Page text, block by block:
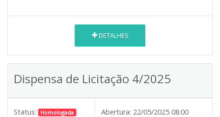
DETALHES
Dispensa de Licitação 4/2025
Status: Homologada Abertura: 22/05/2025 08:00